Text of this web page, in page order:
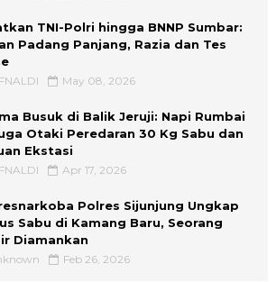
TNI-Polri hingga BNNP Sumbar:
Padang Panjang, Razia dan Tes
May 08, 2026
Busuk di Balik Jeruji: Napi Rumbai
Otaki Peredaran 30 Kg Sabu dan
Ekstasi
Apr 17, 2026
Polres Sijunjung Ungkap
Sabu di Kamang Baru, Seorang
Diamankan
Feb 26, 2026